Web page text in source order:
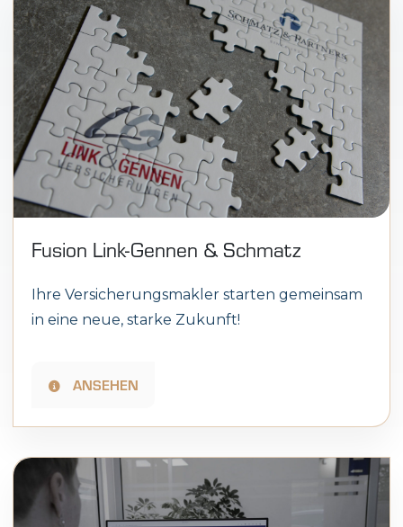
Fusion Link-Gennen & Schmatz
Ihre Versicherungsmakler starten gemeinsam
in eine neue, starke Zukunft!
ANSEHEN